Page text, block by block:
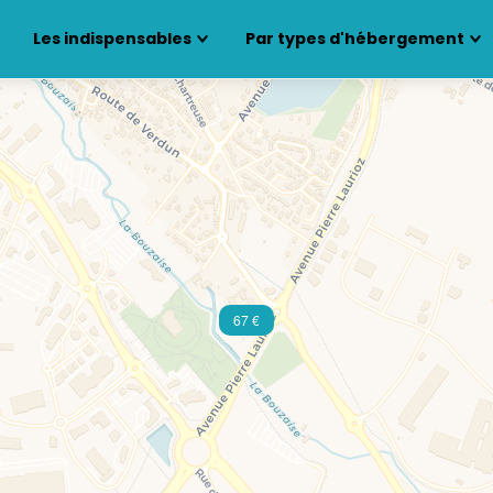
Les indispensables Par types d'hébergement
67 €